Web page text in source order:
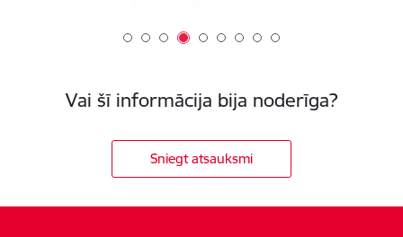
Vai šī informācija bija noderīga?
Sniegt atsauksmi